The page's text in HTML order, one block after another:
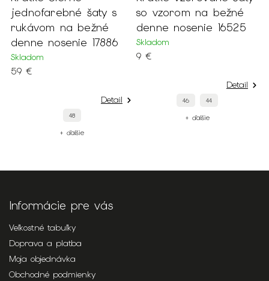
jednofarebné šaty s
rukávom na bežné
denne nosenie 17886
Skladom
59 €
Detail
48
+ ďalšie
so vzorom na bežné
denne nosenie 16525
Skladom
9 €
Detail
46 44
+ ďalšie
Informácie pre vás
Veľkostné tabuľky
Doprava a platba
Moja objednávka
Obchodné podmienky